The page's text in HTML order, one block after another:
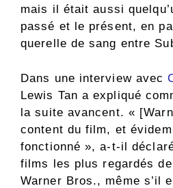
mais il était aussi
passé et le présent, en
querelle de sang entre
Dans une interview avec
Lewis Tan a expliqué
la suite avancent. «
content du film, et
fonctionné », a-t-il
films les plus regardés
Warner Bros., même s’il